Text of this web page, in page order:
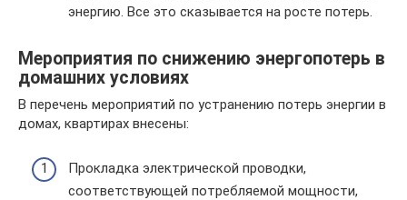
энергию. Все это сказывается на росте потерь.
Мероприятия по снижению энергопотерь в
домашних условиях
В перечень мероприятий по устранению потерь энергии в
домах, квартирах внесены:
Прокладка электрической проводки,
соответствующей потребляемой мощности,